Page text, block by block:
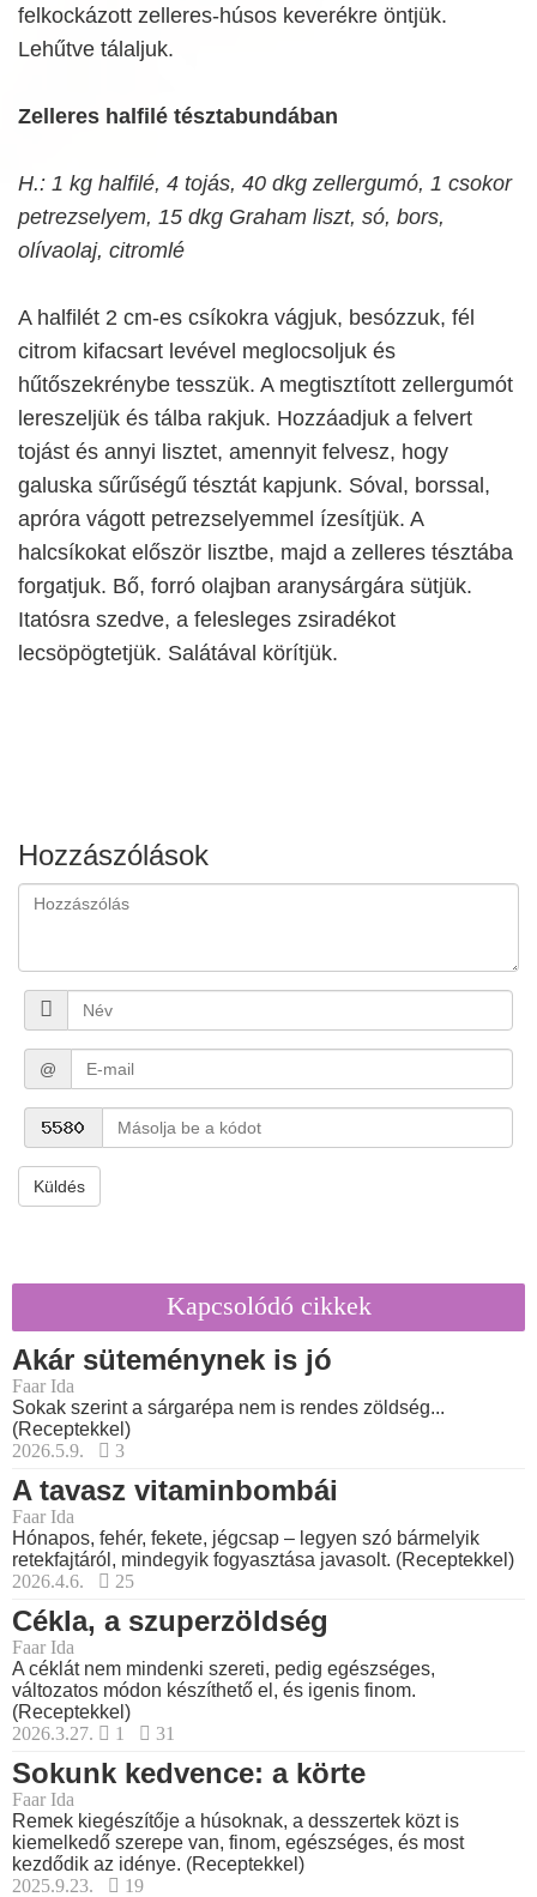
felkockázott zelleres-húsos keverékre öntjük.
Lehűtve tálaljuk.
Zelleres halfilé tésztabundában
H.: 1 kg halfilé, 4 tojás, 40 dkg zellergumó, 1 csokor
petrezselyem, 15 dkg Graham liszt, só, bors,
olívaolaj, citromlé
A halfilét 2 cm-es csíkokra vágjuk, besózzuk, fél
citrom kifacsart levével meglocsoljuk és
hűtőszekrénybe tesszük. A megtisztított zellergumót
lereszeljük és tálba rakjuk. Hozzáadjuk a felvert
tojást és annyi lisztet, amennyit felvesz, hogy
galuska sűrűségű tésztát kapjunk. Sóval, borssal,
apróra vágott petrezselyemmel ízesítjük. A
halcsíkokat először lisztbe, majd a zelleres tésztába
forgatjuk. Bő, forró olajban aranysárgára sütjük.
Itatósra szedve, a felesleges zsiradékot
lecsöpögtetjük. Salátával körítjük.
Hozzászólások
@
Küldés
Kapcsolódó cikkek
Akár süteménynek is jó
Faar Ida
Sokak szerint a sárgarépa nem is rendes zöldség...
(Receptekkel)
2026.5.9.
3
A tavasz vitaminbombái
Faar Ida
Hónapos, fehér, fekete, jégcsap – legyen szó bármelyik
retekfajtáról, mindegyik fogyasztása javasolt. (Receptekkel)
2026.4.6.
25
Cékla, a szuperzöldség
Faar Ida
A céklát nem mindenki szereti, pedig egészséges,
változatos módon készíthető el, és igenis finom.
(Receptekkel)
2026.3.27.
1 31
Sokunk kedvence: a körte
Faar Ida
Remek kiegészítője a húsoknak, a desszertek közt is
kiemelkedő szerepe van, finom, egészséges, és most
kezdődik az idénye. (Receptekkel)
2025.9.23.
19